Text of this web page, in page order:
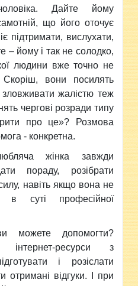
Дайте йому
що його оточує
підтримати, вислухати,
– йому і так не солодко,
людини вже точно не
Скоріш, вони посилять
жалістю теж
чергові розради типу
про це»? Розмова
- конкретна.
жінка завжди
пораду, розібрати
навіть якщо вона не
в суті професійної
допомогти?
інтернет-ресурси з
і розіслати
отримані відгуки. І при